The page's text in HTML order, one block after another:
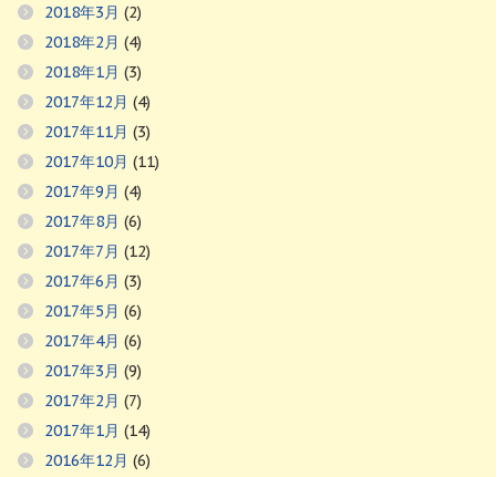
2018年3月 (2)
2018年2月 (4)
2018年1月 (3)
2017年12月 (4)
2017年11月 (3)
2017年10月 (11)
2017年9月 (4)
2017年8月 (6)
2017年7月 (12)
2017年6月 (3)
2017年5月 (6)
2017年4月 (6)
2017年3月 (9)
2017年2月 (7)
2017年1月 (14)
2016年12月 (6)